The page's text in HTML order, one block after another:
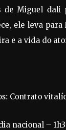
de Miguel dali
ele leva
e a vida do
Contrato
nacional –